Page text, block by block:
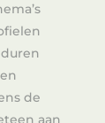
de
aan